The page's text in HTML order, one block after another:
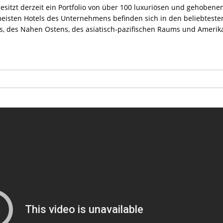
derzeit ein Portfolio von über 100 luxuriösen und
Hotels des Unternehmens befinden sich in den
des Nahen Ostens, des asiatisch-pazifischen Raums und